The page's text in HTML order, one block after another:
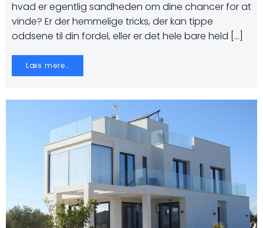
hvad er egentlig sandheden om dine chancer for at
vinde? Er der hemmelige tricks, der kan tippe
oddsene til din fordel, eller er det hele bare held […]
Læs mere…